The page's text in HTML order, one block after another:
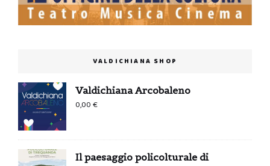
VALDICHIANA SHOP
Valdichiana Arcobaleno
0,00€
Il paesaggio policolturale di